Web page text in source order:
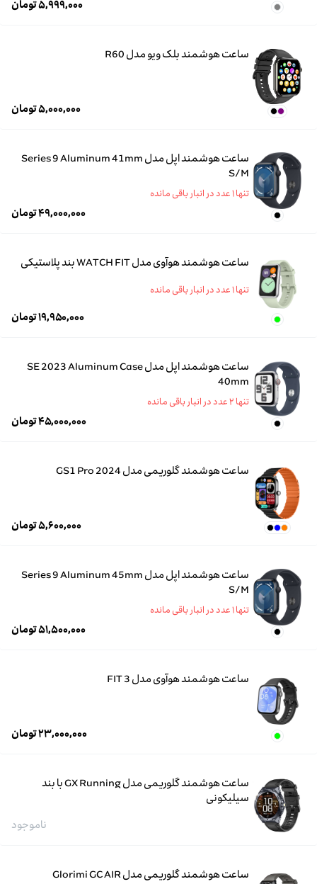
۵,۹۹۹,۰۰۰تومان
ساعت هوشمند بلک ویو مدل R60
۵,۰۰۰,۰۰۰تومان
ساعت هوشمند اپل مدل Series 9 Aluminum 41mm
S/M
تنها ۱ عدد در انبار باقی مانده
۴۹,۰۰۰,۰۰۰تومان
ساعت هوشمند هوآوی مدل WATCH FIT بند پلاستیکی
تنها ۱ عدد در انبار باقی مانده
۱۹,۹۵۰,۰۰۰تومان
ساعت هوشمند اپل مدل SE 2023 Aluminum Case
40mm
تنها ۲ عدد در انبار باقی مانده
۴۵,۰۰۰,۰۰۰تومان
ساعت هوشمند گلوریمی مدل GS1 Pro 2024
۵,۶۰۰,۰۰۰تومان
ساعت هوشمند اپل مدل Series 9 Aluminum 45mm
S/M
تنها ۱ عدد در انبار باقی مانده
۵۱,۵۰۰,۰۰۰تومان
ساعت هوشمند هوآوی مدل FIT 3
۲۳,۰۰۰,۰۰۰تومان
ساعت هوشمند گلوریمی مدل GX Running با بند
سیلیکونی
ناموجود
ساعت هوشمند گلوریمی مدل Glorimi GC AIR